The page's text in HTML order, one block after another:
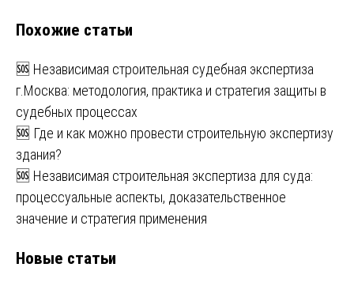
Похожие статьи
🆘 Независимая строительная судебная экспертиза
г.Москва: методология, практика и стратегия защиты в
судебных процессах
🆘 Где и как можно провести строительную экспертизу
здания?
🆘 Независимая строительная экспертиза для суда:
процессуальные аспекты, доказательственное
значение и стратегия применения
Новые статьи